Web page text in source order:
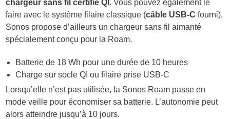
chargeur sans fil certifié QI . Vous pouvez également le
faire avec le système filaire classique (câble USB-C fourni).
Sonos propose d’ailleurs un chargeur sans fil aimanté
spécialement conçu pour la Roam.
Batterie de 18 Wh pour une durée de 10 heures
Charge sur socle QI ou filaire prise USB-C
Lorsqu’elle n’est pas utilisée, la Sonos Roam passe en
mode veille pour économiser sa batterie. L’autonomie peut
alors atteindre jusqu’à 10 jours.